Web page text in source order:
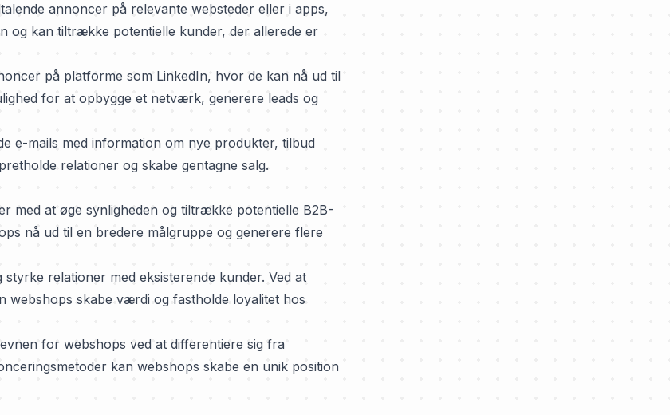
annoncer på relevante websteder eller i apps,
og kan tiltrække potentielle kunder, der allerede er
på platforme som LinkedIn, hvor de kan nå ud til
for at opbygge et netværk, generere leads og
e-mails med information om nye produkter, tilbud
relationer og skabe gentagne salg.
med at øge synligheden og tiltrække potentielle B2B-
nå ud til en bredere målgruppe og generere flere
relationer med eksisterende kunder. Ved at
webshops skabe værdi og fastholde loyalitet hos
for webshops ved at differentiere sig fra
kan webshops skabe en unik position